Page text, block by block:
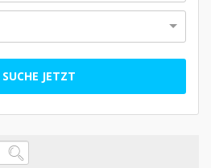
SUCHE JETZT